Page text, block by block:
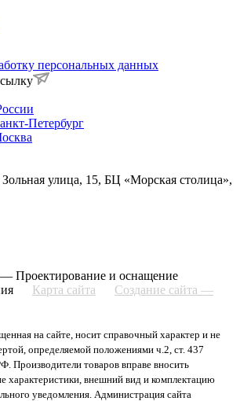
персональных данных
Петербург
улица, 15, БЦ «Морская столица»,
Проектирование и оснащение
Карта сайта
Создание сайта —
на сайте, носит справочный характер и не
определяемой положениями ч.2, ст. 437
Производители товаров вправе вносить
характеристики, внешний вид и комплектацию
уведомления. Администрация сайта